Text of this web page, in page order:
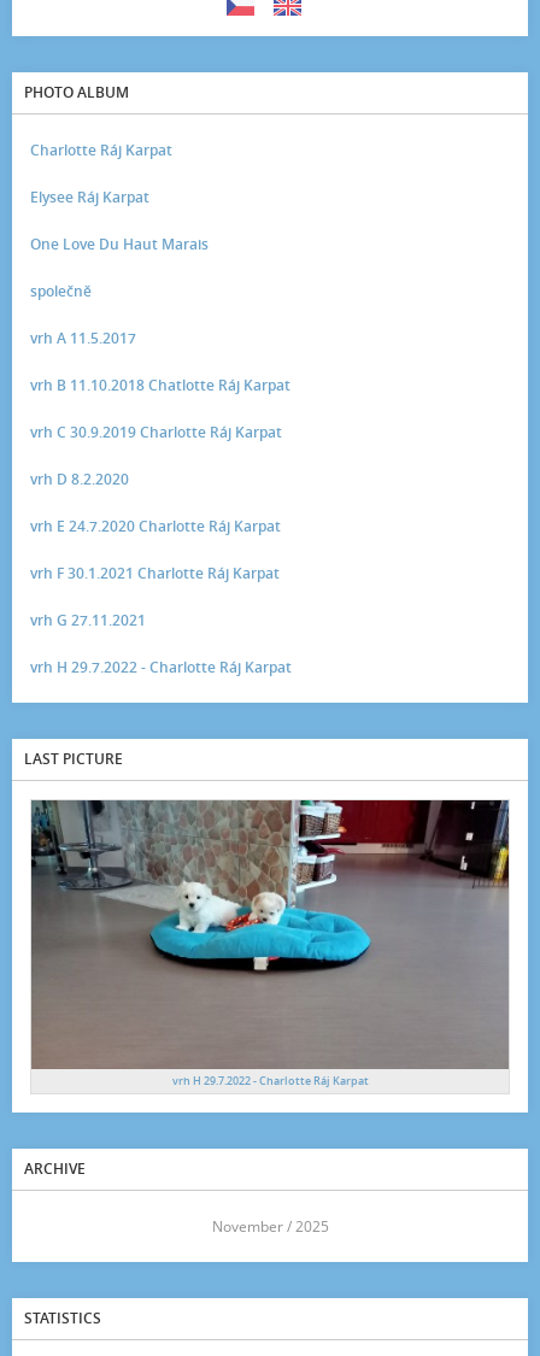
PHOTO ALBUM
Charlotte Ráj Karpat
Elysee Ráj Karpat
One Love Du Haut Marais
společně
vrh A 11.5.2017
vrh B 11.10.2018 Chatlotte Ráj Karpat
vrh C 30.9.2019 Charlotte Ráj Karpat
vrh D 8.2.2020
vrh E 24.7.2020 Charlotte Ráj Karpat
vrh F 30.1.2021 Charlotte Ráj Karpat
vrh G 27.11.2021
vrh H 29.7.2022 - Charlotte Ráj Karpat
LAST PICTURE
vrh H 29.7.2022 - Charlotte Ráj Karpat
ARCHIVE
November / 2025
STATISTICS